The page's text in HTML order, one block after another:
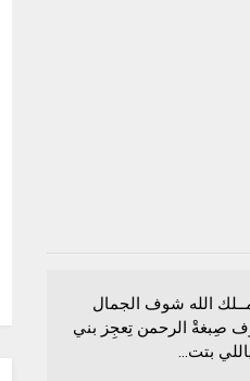
الله شوف الجمال
صِبغةْ الرحمن تِعجِز بني
بتت...